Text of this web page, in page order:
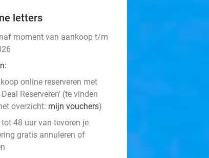
letters
moment van aankoop t/m
online reserveren met
Reserveren' (te vinden
overzicht: mijn vouchers)
48 uur van tevoren je
gratis annuleren of